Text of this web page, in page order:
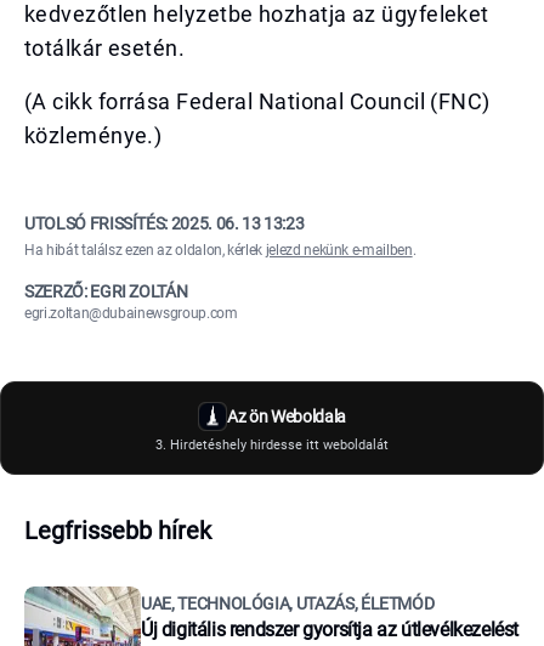
kedvezőtlen helyzetbe hozhatja az ügyfeleket
totálkár esetén.
(A cikk forrása Federal National Council (FNC)
közleménye.)
UTOLSÓ FRISSÍTÉS:2025. 06. 13 13:23
Ha hibát találsz ezen az oldalon, kérlek jelezd nekünk e-mailben.
SZERZŐ: EGRI ZOLTÁN
egri.zoltan@dubainewsgroup.com
Az ön Weboldala
3. Hirdetéshely hirdesse itt weboldalát
Legfrissebb hírek
UAE, TECHNOLÓGIA, UTAZÁS, ÉLETMÓD
Új digitális rendszer gyorsítja az útlevélkezelést